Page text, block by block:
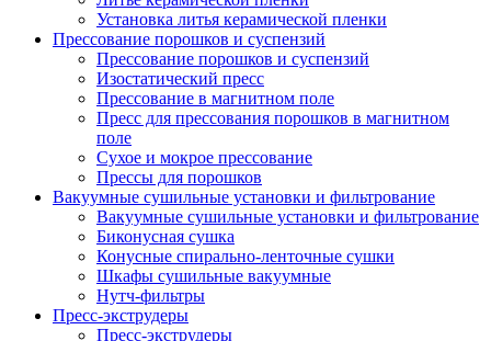
Установка литья керамической пленки
Прессование порошков и суспензий
Прессование порошков и суспензий
Изостатический пресс
Прессование в магнитном поле
Пресс для прессования порошков в магнитном
поле
Сухое и мокрое прессование
Прессы для порошков
Вакуумные сушильные установки и фильтрование
Вакуумные сушильные установки и фильтрование
Биконусная сушка
Конусные спирально-ленточные сушки
Шкафы сушильные вакуумные
Нутч-фильтры
Пресс-экструдеры
Пресс-экструдеры